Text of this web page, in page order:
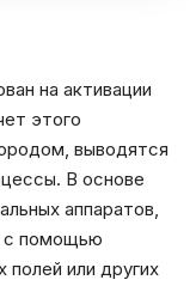
на активации
этого
выводятся
В основе
аппаратов,
с помощью
полей или других